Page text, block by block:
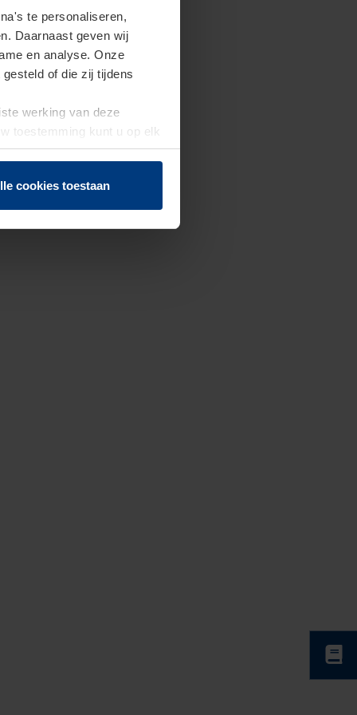
te personaliseren,
Daarnaast geven wij
en analyse. Onze
of die zij tijdens
werking van deze
toestemming kunt u op elk
herroepen.
cookies toestaan